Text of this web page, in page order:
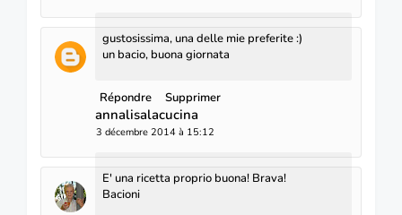
gustosissima, una delle mie preferite :)
un bacio, buona giornata
Répondre Supprimer
annalisalacucina
3 décembre 2014 à 15:12
E' una ricetta proprio buona! Brava!
Bacioni